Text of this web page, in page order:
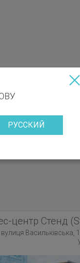
центр Стенд
вулиця Васильківська,
РУССКИЙ